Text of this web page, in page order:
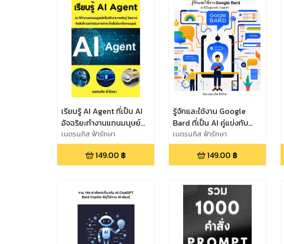
เรียนรู้ AI Agent ที่เป็น AI
อัจฉริยะทำงานแทนมนุษย์
อัตโนมัติ สามารถรับรู้
วิเคราะห์ ตัดสินใจ และ
ดำเนินการต่างๆ โดยไม่ต้อง
ChatGPT OpenAI Gym,
Azure Copilot AI, AWS AI,
Google Gemini Ultra
เนตรนภิส ฟ้ารักษา
149.00 ฿
รู้จักและใช้งาน Google
Bard ที่เป็น AI คู่แข่งกับ
ChatGPT
เนตรนภิส ฟ้ารักษา
149.00 ฿